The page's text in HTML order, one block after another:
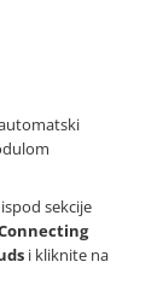
ispod sekcije
i kliknite na